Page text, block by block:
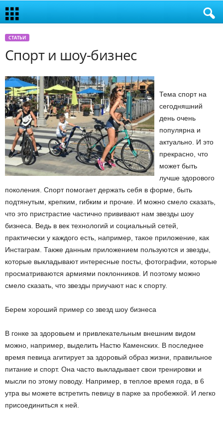
СТАТЬИ
Спорт и шоу-бизнес
Тема спорт на
сегодняшний
день очень
популярна и
актуально. И это
прекрасно, что
может быть
лучше здорового
поколения. Спорт помогает держать себя в форме, быть
подтянутым, крепким, гибким и прочие. И можно смело сказать,
что это пристрастие частично прививают нам звезды шоу
бизнеса. Ведь в век технологий и социальный сетей,
практически у каждого есть, например, такое приложение, как
Инстаграм. Также данным приложением пользуются и звезды,
которые выкладывают интересные посты, фотографии, которые
просматриваются армиями поклонников. И поэтому можно
смело сказать, что звезды приучают нас к спорту.
Берем хороший пример со звезд шоу бизнеса
В гонке за здоровьем и привлекательным внешним видом
можно, например, выделить Настю Каменских. В последнее
время певица агитирует за здоровый образ жизни, правильное
питание и спорт. Она часто выкладывает свои тренировки и
мысли по этому поводу. Например, в теплое время года, в 6
утра вы можете встретить певицу в парке за пробежкой. И легко
присоединиться к ней.